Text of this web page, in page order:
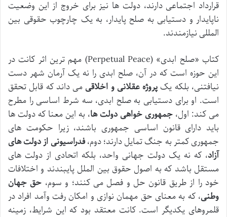
قرارداد اجتماعی دارند، دولت ها نیز برای خروج از این وضعیت
ناپایدار و دستیابی به صلح پایدار، به یک چارچوب حقوقی بین
المللی نیازمندند.
کتاب «صلح ابدی» (Perpetual Peace) مهم ترین اثر کانت در
این حوزه است که در آن، صلح ابدی را نه یک آرمان شهر دست
نیافتنی، بلکه یکپروژه عقلانی و اخلاقی می داند که قابل تحقق
است. او برای دستیابی به صلح ابدی، سه شرط اساسی را مطرح
می کند: اول، جمهوری خواهی دولت ها، به این معنا که دولت ها
باید دارای قانون اساسی جمهوری باشند، زیرا حکومت های
جمهوری کمتر به جنگ تمایل دارند؛ دوم،فدراسیونی از دولت های
آزاد، که نه یک دولت جهانی واحد، بلکه اتحادی از دولت های
مستقل باشد که به اصول حقوق بین الملل پایبندند و اختلافات
خود را از طریق قانون حل و فصل می کنند؛ و سوم، حق جهان
وطنی، که به معنای حق مهمان نوازی و امکان رفت وآمد افراد در
قلمروهای یکدیگر است. کانت معتقد بود که این شرایط، زمینه